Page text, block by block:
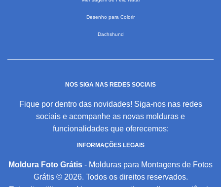
Desenho para Colorir
Dachshund
NOS SIGA NAS REDES SOCIAIS
Fique por dentro das novidades! Siga-nos nas redes
sociais e acompanhe as novas molduras e
funcionalidades que oferecemos:
INFORMAÇÕES LEGAIS
Moldura Foto Grátis - Molduras para Montagens de Fotos
Grátis © 2026. Todos os direitos reservados.